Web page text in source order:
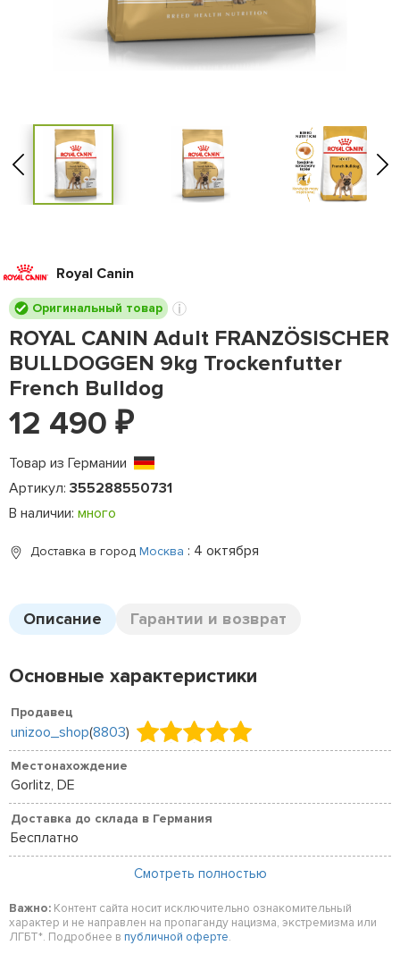
Royal Canin
Оригинальный товар
ROYAL CANIN Adult FRANZÖSISCHER
BULLDOGGEN 9kg Trockenfutter
French Bulldog
12 490 ₽
Товар из Германии
Артикул: 355288550731
В наличии: много
Доставка в город Москва : 4 октября
Описание Гарантии и возврат
Основные характеристики
Продавец
unizoo_shop(8803)
Местонахождение
Gorlitz, DE
Доставка до склада в Германия
Бесплатно
Смотреть полностью
Важно: Контент сайта носит исключительно ознакомительный
характер и не направлен на пропаганду нацизма, экстремизма или
ЛГБТ*. Подробнее в публичной оферте.